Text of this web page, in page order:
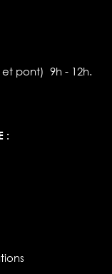
pont) 9h - 12h.
: